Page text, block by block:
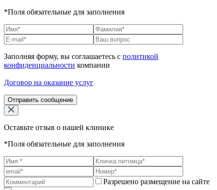
*Поля обязательные для заполнения
Заполняя форму, вы соглашаетесь с политикой
конфиденциальности компании
Договор на оказание услуг
Отправить сообщение
Оставьте отзыв о нашей клинике
*Поля обязательные для заполнения
Разрешено размещение на сайте